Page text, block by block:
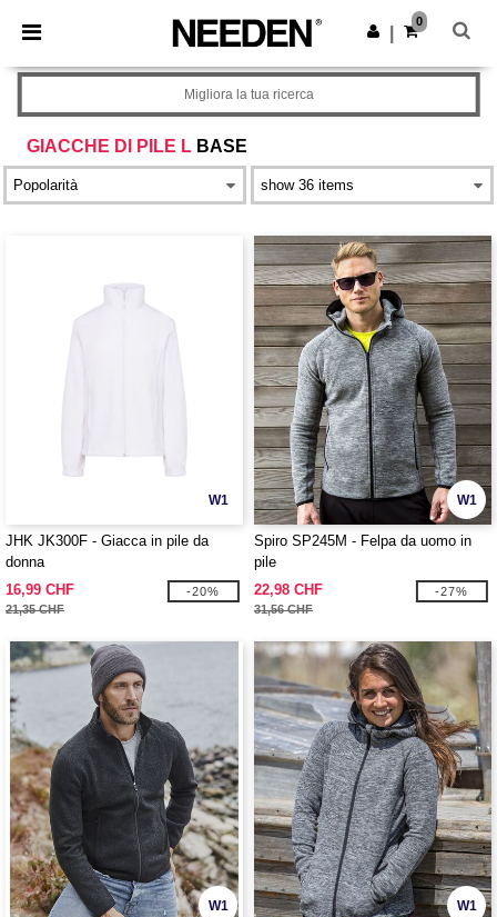
× App Needen
Prezzi migliori sull'app!
Scarica app
0
GIACCHE DI PILE L BASE
Migliora la tua ricerca
W1
JHK JK300F - Giacca in pile da
donna
16,99 CHF
21,35 CHF
-20%
W1
Spiro SP245M - Felpa da uomo in
pile
22,98 CHF
31,56 CHF
-27%
W1 W1